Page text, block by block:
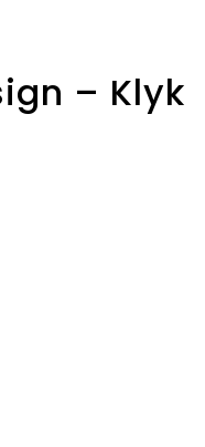
– Klyk